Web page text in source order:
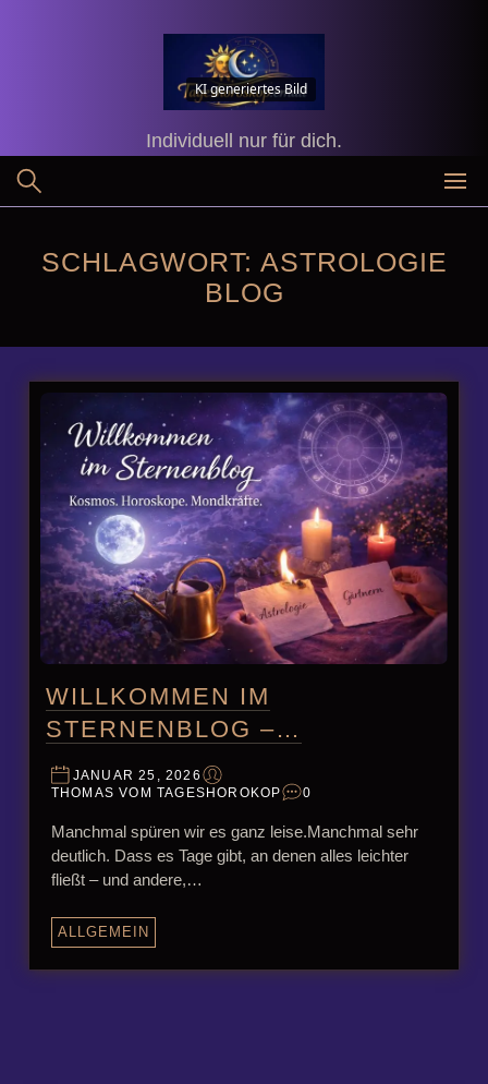
KI generiertes Bild
Individuell nur für dich.
SCHLAGWORT: ASTROLOGIE
BLOG
WILLKOMMEN IM
STERNENBLOG –…
JANUAR 25, 2026
THOMAS VOM TAGESHOROKOP
0
Manchmal spüren wir es ganz leise.Manchmal sehr
deutlich. Dass es Tage gibt, an denen alles leichter
fließt – und andere,…
ALLGEMEIN